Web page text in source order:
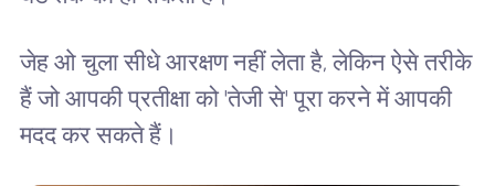
जेह ओ चुला सीधे आरक्षण नहीं लेता है, लेकिन ऐसे तरीके
हैं जो आपकी प्रतीक्षा को 'तेजी से' पूरा करने में आपकी
मदद कर सकते हैं।